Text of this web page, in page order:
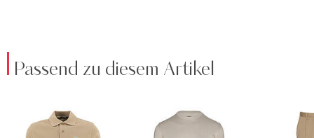
Passend zu diesem Artikel